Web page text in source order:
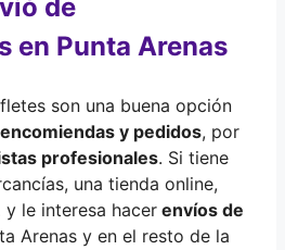
de
en Punta Arenas
son una buena opción
encomiendas y pedidos, por
profesionales. Si tiene
una tienda online,
le interesa hacer envíos de
Arenas y en el resto de la